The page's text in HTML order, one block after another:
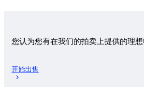
您认为您有在我们的拍卖上提供的理想
开始出售